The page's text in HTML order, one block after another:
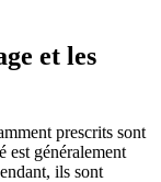
et les
prescrits sont
est généralement
ils sont